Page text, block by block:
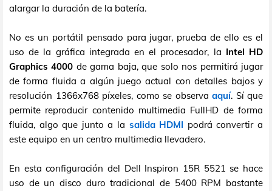
alargar la duración de la batería.
No es un portátil pensado para jugar, prueba de ello es el
uso de la gráfica integrada en el procesador, la Intel HD
Graphics 4000 de gama baja, que solo nos permitirá jugar
de forma fluida a algún juego actual con detalles bajos y
resolución 1366x768 píxeles, como se observa aquí. Sí que
permite reproducir contenido multimedia FullHD de forma
fluida, algo que junto a la salida HDMI podrá convertir a
este equipo en un centro multimedia llevadero.
En esta configuración del Dell Inspiron 15R 5521 se hace
uso de un disco duro tradicional de 5400 RPM bastante